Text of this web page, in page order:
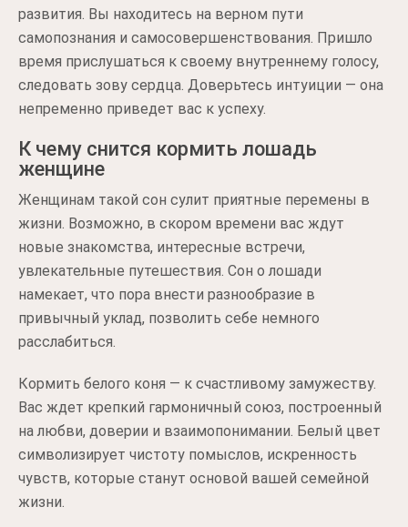
развития. Вы находитесь на верном пути
самопознания и самосовершенствования. Пришло
время прислушаться к своему внутреннему голосу,
следовать зову сердца. Доверьтесь интуиции — она
непременно приведет вас к успеху.
К чему снится кормить лошадь
женщине
Женщинам такой сон сулит приятные перемены в
жизни. Возможно, в скором времени вас ждут
новые знакомства, интересные встречи,
увлекательные путешествия. Сон о лошади
намекает, что пора внести разнообразие в
привычный уклад, позволить себе немного
расслабиться.
Кормить белого коня — к счастливому замужеству.
Вас ждет крепкий гармоничный союз, построенный
на любви, доверии и взаимопонимании. Белый цвет
символизирует чистоту помыслов, искренность
чувств, которые станут основой вашей семейной
жизни.